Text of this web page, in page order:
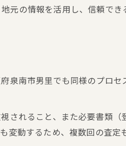
元の情報を活用し、信頼でき
南市男里でも同様のプロセ
れること、また必要書類（
変動するため、複数回の査定